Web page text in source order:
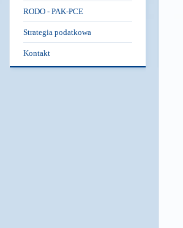
RODO - PAK-PCE
Strategia podatkowa
Kontakt